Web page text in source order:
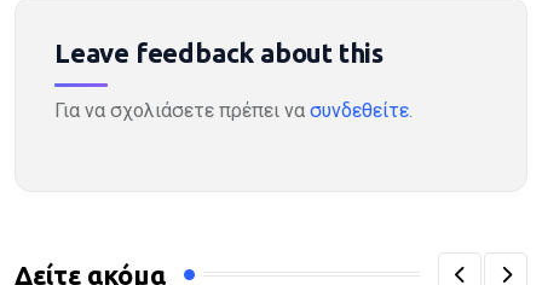
Leave feedback about this
Για να σχολιάσετε πρέπει να συνδεθείτε.
Δείτε ακόμα